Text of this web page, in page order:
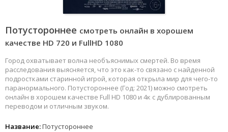
Потустороннее смотреть онлайн в хорошем
качестве HD 720 и FullHD 1080
Город охватывает волна необъяснимых смертей. Во время
расследования выясняется, что это как-то связано с найденной
подростками старинной игрой, которая открыла мир для чего-то
паранормального. Потустороннее (Год: 2021) можно смотреть
онлайн в хорошем качестве Full HD 1080 и 4к с дублированным
переводом и отличным звуком.
Название:Потустороннее